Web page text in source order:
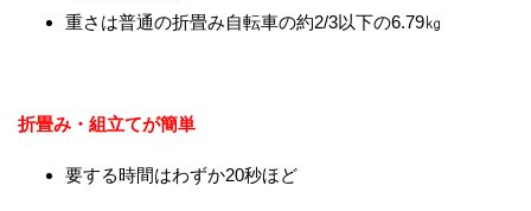
重さは普通の折畳み自転車の約2/3以下の6.79㎏
折畳み・組立てが簡単
要する時間はわずか20秒ほど